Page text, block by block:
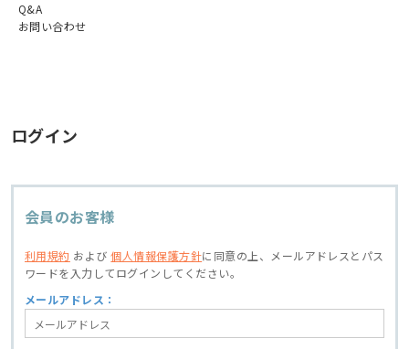
Q&A
お問い合わせ
ログイン
会員のお客様
利用規約 および個人情報保護方針に同意の上、
メールアドレスとパス
ワードを入力してログインしてください。
メールアドレス：